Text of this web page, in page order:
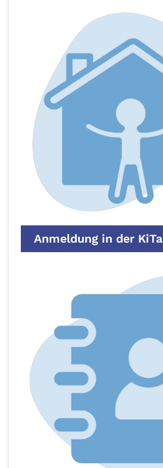
Anmeldung in der KiTa